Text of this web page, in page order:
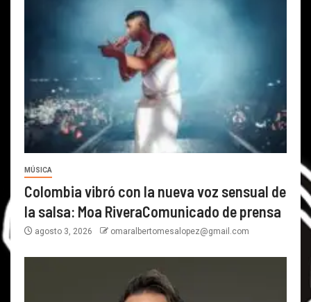
MÚSICA
Colombia vibró con la nueva voz sensual de
la salsa: Moa RiveraComunicado de prensa
agosto 3, 2026 omaralbertomesalopez@gmail.com